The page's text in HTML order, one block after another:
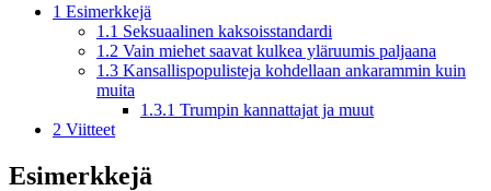
1 Esimerkkejä
1.1 Seksuaalinen kaksoisstandardi
1.2 Vain miehet saavat kulkea yläruumis paljaana
1.3 Kansallispopulisteja kohdellaan ankarammin kuin
muita
1.3.1 Trumpin kannattajat ja muut
2 Viitteet
Esimerkkejä